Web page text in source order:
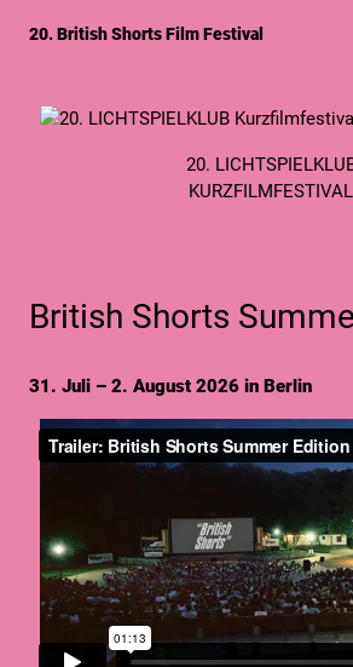
20. British Shorts Film Festival
20.
KURZFILMFESTIVAL
British Shorts
31. Juli – 2. August 2026 in Berlin